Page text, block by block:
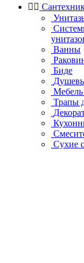
 
Ванны
Биде
Мебель
Трапы
Сухие